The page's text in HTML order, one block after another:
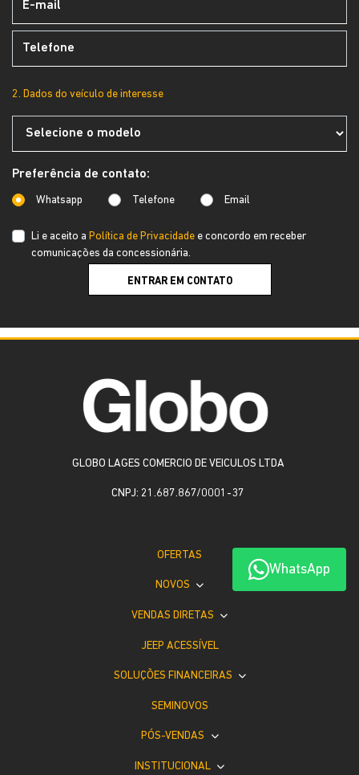
2. Dados do veículo de interesse
Preferência de contato:
Whatsapp Telefone Email
Li e aceito a Política de Privacidade e concordo em receber
comunicações da concessionária.
ENTRAR EM CONTATO
WhatsApp
GLOBO LAGES COMERCIO DE VEICULOS LTDA
CNPJ: 21.687.867/0001-37
OFERTAS
NOVOS
VENDAS DIRETAS
JEEP ACESSÍVEL
SOLUÇÕES FINANCEIRAS
SEMINOVOS
PÓS-VENDAS
INSTITUCIONAL